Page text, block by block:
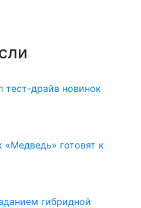
тест-драйв новинок
готовят к
гибридной